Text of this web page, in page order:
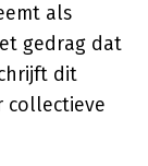
als
gedrag dat
dit
collectieve